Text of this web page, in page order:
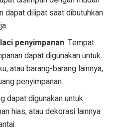
dapat dilipat saat dibutuhkan
penyimpanan: Tempat
dapat digunakan untuk
atau barang-barang lainnya,
penyimpanan.
dapat digunakan untuk
hias, atau dekorasi lainnya